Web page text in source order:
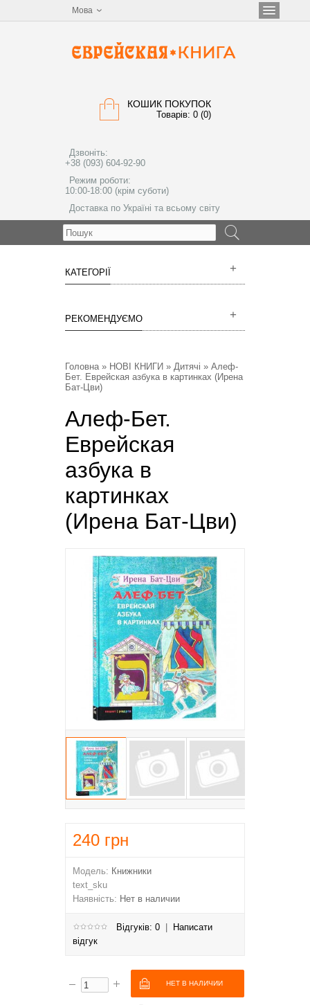
Мова
КОШИК ПОКУПОК
Товарів: 0 (0)
Дзвоніть:
+38 (093) 604-92-90
Режим роботи:
10:00-18:00 (крім суботи)
Доставка по Україні та всьому світу
КАТЕГОРІЇ
РЕКОМЕНДУЄМО
Головна» НОВІ КНИГИ » Дитячі » Алеф-
Бет. Еврейская азбука в картинках (Ирена
Бат-Цви)
Алеф-Бет.
Еврейская
азбука в
картинках
(Ирена Бат-Цви)
240 грн
Модель: Книжники
text_sku
Наявність: Нет в наличии
Відгуків: 0
Написати
відгук